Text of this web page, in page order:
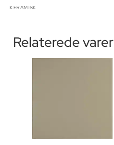
KERAMISK
Relaterede varer